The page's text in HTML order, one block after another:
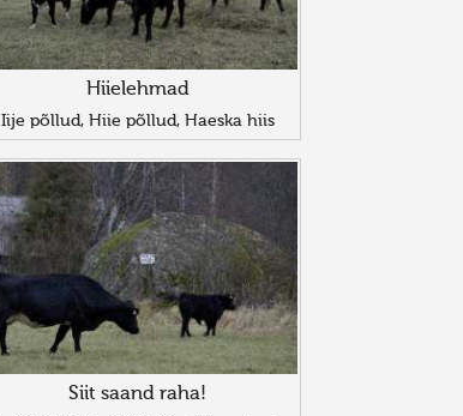
Hiielehmad
Iije põllud, Hiie põllud, Haeska hiis
Siit saand raha!